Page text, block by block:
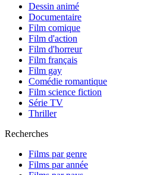
Dessin animé
Documentaire
Film comique
Film d'action
Film d'horreur
Film français
Film gay
Comédie romantique
Film science fiction
Série TV
Thriller
Recherches
Films par genre
Films par année